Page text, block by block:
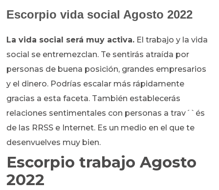
Escorpio vida social Agosto 2022
La vida social será muy activa. El trabajo y la vida
social se entremezclan. Te sentirás atraída por
personas de buena posición, grandes empresarios
y el dinero. Podrías escalar más rápidamente
gracias a esta faceta. También establecerás
relaciones sentimentales con personas a trav´`és
de las RRSS e Internet. Es un medio en el que te
desenvuelves muy bien.
Escorpio trabajo Agosto
2022